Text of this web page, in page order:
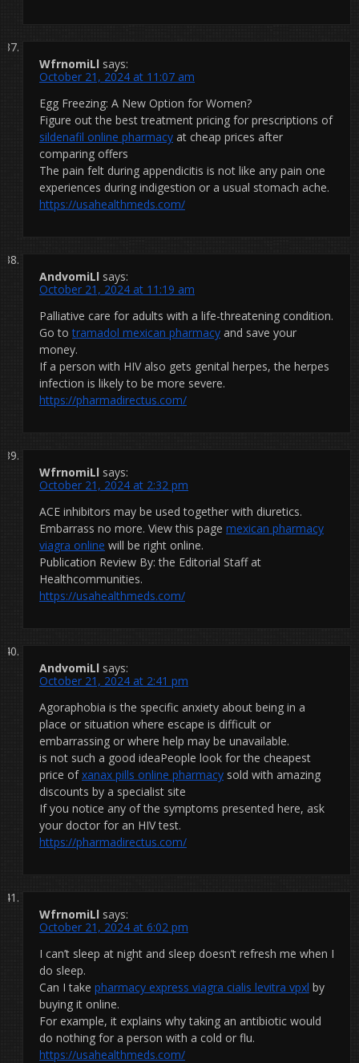
WfrnomiLl says:
October 21, 2024 at 11:07 am
Egg Freezing: A New Option for Women?
Figure out the best treatment pricing for prescriptions of
sildenafil online pharmacy at cheap prices after
comparing offers
The pain felt during appendicitis is not like any pain one
experiences during indigestion or a usual stomach ache.
https://usahealthmeds.com/
AndvomiLl says:
October 21, 2024 at 11:19 am
Palliative care for adults with a life-threatening condition.
Go totramadol mexican pharmacy and save your
money.
If a person with HIV also gets genital herpes, the herpes
infection is likely to be more severe.
https://pharmadirectus.com/
WfrnomiLl says:
October 21, 2024 at 2:32 pm
ACE inhibitors may be used together with diuretics.
Embarrass no more. View this page mexican pharmacy
viagra online will be right online.
Publication Review By: the Editorial Staff at
Healthcommunities.
https://usahealthmeds.com/
AndvomiLl says:
October 21, 2024 at 2:41 pm
Agoraphobia is the specific anxiety about being in a
place or situation where escape is difficult or
embarrassing or where help may be unavailable.
is not such a good ideaPeople look for the cheapest
price ofxanax pills online pharmacy sold with amazing
discounts by a specialist site
If you notice any of the symptoms presented here, ask
your doctor for an HIV test.
https://pharmadirectus.com/
WfrnomiLl says:
October 21, 2024 at 6:02 pm
I can’t sleep at night and sleep doesn’t refresh me when I
do sleep.
Can I take pharmacy express viagra cialis levitra vpxl by
buying it online.
For example, it explains why taking an antibiotic would
do nothing for a person with a cold or flu.
https://usahealthmeds.com/